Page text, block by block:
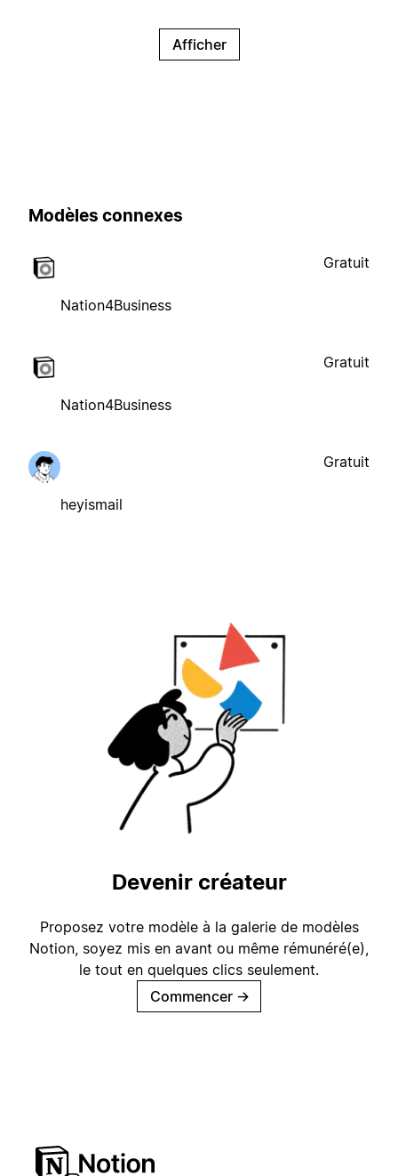
Afficher
Modèles connexes
Nation4Business
Gratuit
Nation4Business
Gratuit
heyismail
Gratuit
Devenir créateur
Proposez votre modèle à la galerie de modèles
Notion, soyez mis en avant ou même rémunéré(e),
le tout en quelques clics seulement.
Commencer →